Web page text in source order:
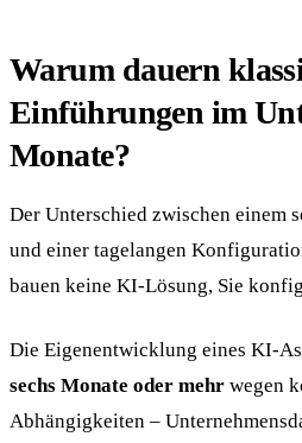
Warum dauern
Einführungen im
Monate?
Der Unterschied zwischen einem
und einer tagelangen
bauen keine KI-Lösung, Sie
Die Eigenentwicklung eines KI-
sechs Monate oder mehr wegen
Abhängigkeiten –